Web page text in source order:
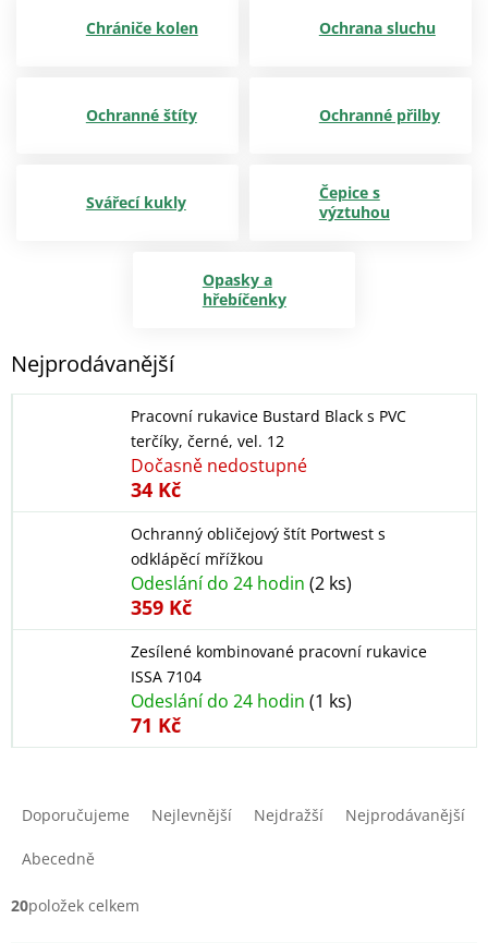
Chrániče kolen Ochrana sluchu
Ochranné štíty Ochranné přilby
Svářecí kukly
Čepice s
výztuhou
Opasky a
hřebíčenky
Nejprodávanější
Pracovní rukavice Bustard Black s PVC
terčíky, černé, vel. 12
Dočasně nedostupné
34 Kč
Ochranný obličejový štít Portwest s
odklápěcí mřížkou
Odeslání do 24 hodin (2 ks)
359 Kč
Zesílené kombinované pracovní rukavice
ISSA 7104
Odeslání do 24 hodin (1 ks)
71 Kč
í
Doporučujeme Nejlevnější Nejdražší Nejprodávanější
Abecedně
20položek celkem